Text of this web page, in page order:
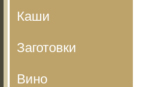
Каши
Заготовки
Вино